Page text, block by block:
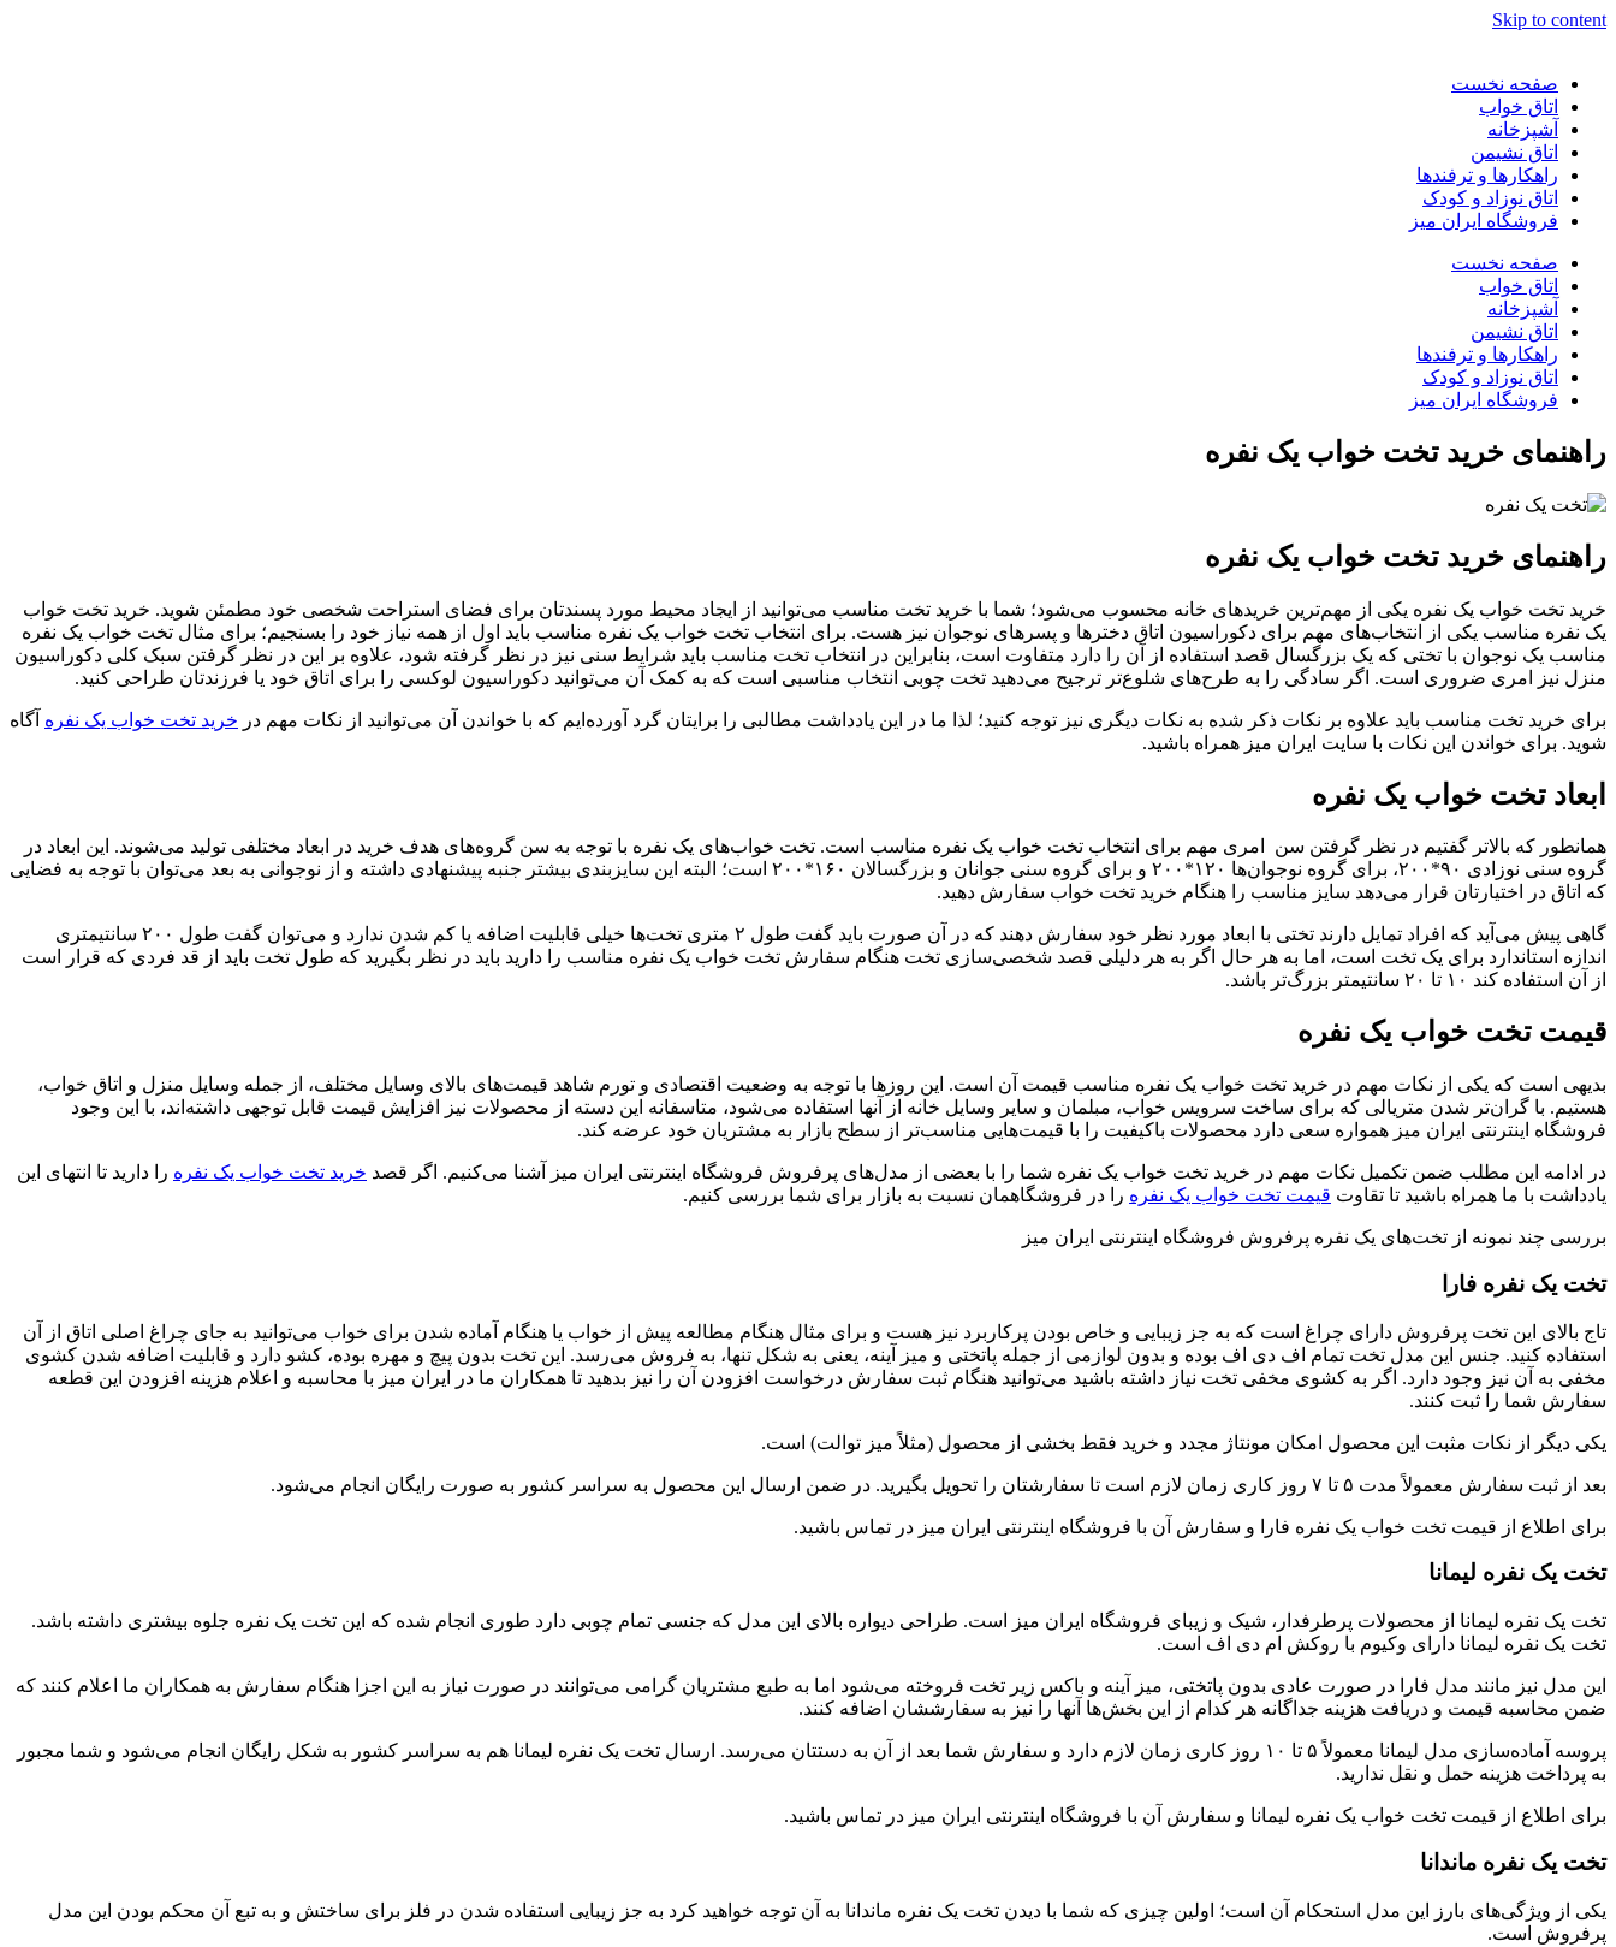
Skip to content
صفحه نخست
اتاق خواب
آشپزخانه
اتاق نشیمن
راهکارها و ترفندها
اتاق نوزاد و کودک
فروشگاه ایران میز
صفحه نخست
اتاق خواب
آشپزخانه
اتاق نشیمن
راهکارها و ترفندها
اتاق نوزاد و کودک
فروشگاه ایران میز
راهنمای خرید تخت خواب یک نفره
راهنمای خرید تخت خواب یک نفره
خرید تخت خواب یک نفره یکی از مهم‌ترین خریدهای خانه محسوب می‌شود؛ شما با خرید تخت مناسب می‌توانید از ایجاد محیط مورد پسندتان برای فضای استراحت شخصی خود مطمئن شوید. خرید تخت خواب
یک نفره مناسب یکی از انتخاب‌های مهم برای دکوراسیون اتاق دخترها و پسرهای نوجوان نیز هست. برای انتخاب تخت خواب یک نفره مناسب باید اول از همه نیاز خود را بسنجیم؛ برای مثال تخت خواب یک نفره
مناسب یک نوجوان با تختی که یک بزرگسال قصد استفاده از آن را دارد متفاوت است، بنابراین در انتخاب تخت مناسب باید شرایط سنی نیز در نظر گرفته شود، علاوه بر این در نظر گرفتن سبک کلی دکوراسیون
منزل نیز امری ضروری است. اگر سادگی را به طرح‌های شلوع‌تر ترجیح می‌دهید تخت چوبی انتخاب مناسبی است که به کمک آن می‌توانید دکوراسیون لوکسی را برای اتاق خود یا فرزندتان طراحی کنید.
برای خرید تخت مناسب باید علاوه بر نکات ذکر شده به نکات دیگری نیز توجه کنید؛ لذا ما در این یادداشت مطالبی را برایتان گرد آورده‌ایم که با خواندن آن می‌توانید از نکات مهم در خرید تخت خواب یک نفره آگاه
شوید. برای خواندن این نکات با سایت ایران میز همراه باشید.
ابعاد تخت خواب یک نفره
همانطور که بالاتر گفتیم در نظر گرفتن سن امری مهم برای انتخاب تخت خواب یک نفره مناسب است. تخت خواب‌های یک نفره با توجه به سن گروه‌های هدف خرید در ابعاد مختلفی تولید می‌شوند. این ابعاد در
گروه سنی نوزادی ۹۰*۲۰۰، برای گروه نوجوان‌ها ۱۲۰*۲۰۰ و برای گروه سنی جوانان و بزرگسالان ۱۶۰*۲۰۰ است؛ البته این سایزبندی بیشتر جنبه پیشنهادی داشته و از نوجوانی به بعد می‌توان با توجه به فضایی
که اتاق در اختیارتان قرار می‌دهد سایز مناسب را هنگام خرید تخت خواب سفارش دهید.
گاهی پیش می‌آید که افراد تمایل دارند تختی با ابعاد مورد نظر خود سفارش دهند که در آن صورت باید گفت طول ۲ متری تخت‌ها خیلی قابلیت اضافه یا کم شدن ندارد و می‌توان گفت طول ۲۰۰ سانتیمتری
اندازه استاندارد برای یک تخت است، اما به هر حال اگر به هر دلیلی قصد شخصی‌سازی تخت هنگام سفارش تخت خواب یک نفره مناسب را دارید باید در نظر بگیرید که طول تخت باید از قد فردی که قرار است
از آن استفاده کند ۱۰ تا ۲۰ سانتیمتر بزرگ‌تر باشد.
قیمت تخت خواب یک نفره
بدیهی است که یکی از نکات مهم در خرید تخت خواب یک نفره مناسب قیمت آن است. این روزها با توجه به وضعیت اقتصادی و تورم شاهد قیمت‌های بالای وسایل مختلف، از جمله وسایل منزل و اتاق خواب،
هستیم. با گران‌تر شدن متریالی که برای ساخت سرویس خواب، مبلمان و سایر وسایل خانه از آنها استفاده می‌شود، متاسفانه این دسته از محصولات نیز افزایش قیمت قابل توجهی داشته‌اند، با این وجود
فروشگاه اینترنتی ایران میز همواره سعی دارد محصولات باکیفیت را با قیمت‌هایی مناسب‌تر از سطح بازار به مشتریان خود عرضه کند.
در ادامه این مطلب ضمن تکمیل نکات مهم در خرید تخت خواب یک نفره شما را با بعضی از مدل‌های پرفروش فروشگاه اینترنتی ایران میز آشنا می‌کنیم. اگر قصد خرید تخت خواب یک نفره را دارید تا انتهای این
یادداشت با ما همراه باشید تا تقاوت قیمت تخت خواب یک نفره را در فروشگاهمان نسبت به بازار برای شما بررسی کنیم.
بررسی چند نمونه از تخت‌های یک نفره پرفروش فروشگاه اینترنتی ایران میز
تخت یک نفره فارا
تاج بالای این تخت پرفروش دارای چراغ است که به جز زیبایی و خاص بودن پرکاربرد نیز هست و برای مثال هنگام مطالعه پیش از خواب یا هنگام آماده شدن برای خواب می‌توانید به جای چراغ اصلی اتاق از آن
استفاده کنید. جنس این مدل تخت تمام اف دی اف بوده و بدون لوازمی از جمله پاتختی و میز آینه، یعنی به شکل تنها، به فروش می‌رسد. این تخت بدون پیچ و مهره بوده، کشو دارد و قابلیت اضافه شدن کشوی
مخفی به آن نیز وجود دارد. اگر به کشوی مخفی تخت نیاز داشته باشید می‌توانید هنگام ثبت سفارش درخواست افزودن آن را نیز بدهید تا همکاران ما در ایران میز با محاسبه و اعلام هزینه افزودن این قطعه
سفارش شما را ثبت کنند.
یکی دیگر از نکات مثبت این محصول امکان مونتاژ مجدد و خرید فقط بخشی از محصول (مثلاً میز توالت) است.
بعد از ثبت سفارش معمولاً مدت ۵ تا ۷ روز کاری زمان لازم است تا سفارشتان را تحویل بگیرید. در ضمن ارسال این محصول به سراسر کشور به صورت رایگان انجام می‌شود.
برای اطلاع از قیمت تخت خواب یک نفره فارا و سفارش آن با فروشگاه اینترنتی ایران میز در تماس باشید.
تخت یک نفره لیمانا
تخت یک نفره لیمانا از محصولات پرطرفدار، شیک و زیبای فروشگاه ایران میز است. طراحی دیواره بالای این مدل که جنسی تمام چوبی دارد طوری انجام شده که این تخت یک نفره جلوه بیشتری داشته باشد.
تخت یک نفره لیمانا دارای وکیوم با روکش ام دی اف است.
این مدل نیز مانند مدل فارا در صورت عادی بدون پاتختی، میز آینه و باکس زیر تخت فروخته می‌شود اما به طبع مشتریان گرامی می‌توانند در صورت نیاز به این اجزا هنگام سفارش به همکاران ما اعلام کنند که
ضمن محاسبه قیمت و دریافت هزینه جداگانه هر کدام از این بخش‌ها آنها را نیز به سفارششان اضافه کنند.
پروسه آماده‌سازی مدل لیمانا معمولاً ۵ تا ۱۰ روز کاری زمان لازم دارد و سفارش شما بعد از آن به دستتان می‌رسد. ارسال تخت یک نفره لیمانا هم به سراسر کشور به شکل رایگان انجام می‌شود و شما مجبور
به پرداخت هزینه حمل و نقل ندارید.
برای اطلاع از قیمت تخت خواب یک نفره لیمانا و سفارش آن با فروشگاه اینترنتی ایران میز در تماس باشید.
تخت یک نفره ماندانا
یکی از ویژگی‌های بارز این مدل استحکام آن است؛ اولین چیزی که شما با دیدن تخت یک نفره ماندانا به آن توجه خواهید کرد به جز زیبایی استفاده شدن در فلز برای ساختش و به تبع آن محکم بودن این مدل
پرفروش است.